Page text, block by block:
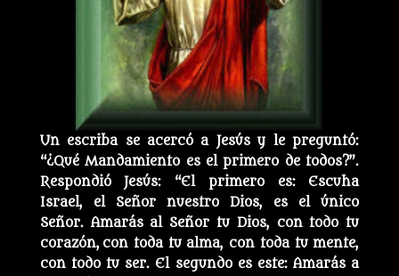
Un escriba se acercó a Jesús y le preguntó:
“¿Qué Mandamiento es el primero de todos?”.
Respondió Jesús: “El primero es: Escuha
Israel, el Señor nuestro Dios, es el único
Señor. Amarás al Señor tu Dios, con todo tu
corazón, con toda tu alma, con toda tu mente,
con todo tu ser. El segundo es este: Amarás a